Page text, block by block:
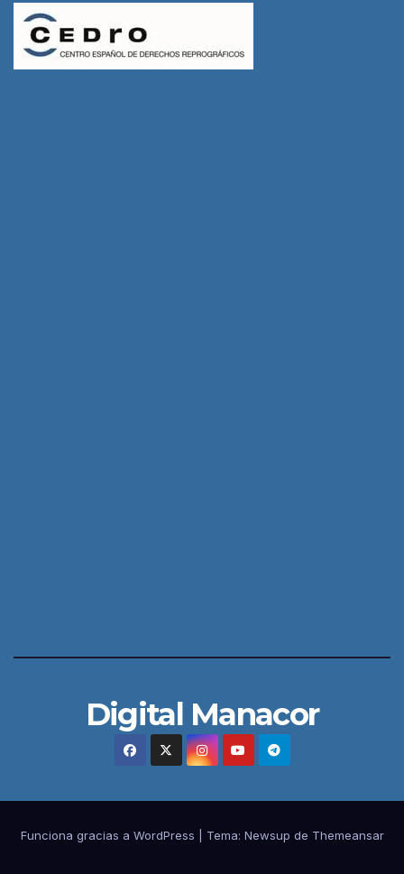
Digital Manacor
Funciona gracias a WordPress Tema: Newsup de Themeansar